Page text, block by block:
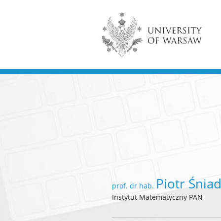
prof. dr hab. Piotr
Instytut Matematyczny PAN